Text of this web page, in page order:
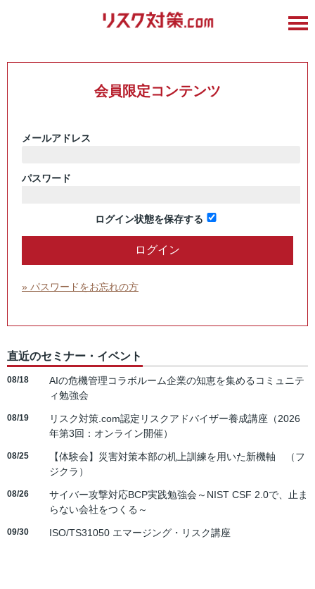
会員限定コンテンツ
メールアドレス
パスワード
ログイン状態を保存する
» パスワードをお忘れの方
直近のセミナー・イベント
08/18
AIの危機管理コラボルーム企業の知恵を集めるコミュニテ
ィ勉強会
08/19
リスク対策.com認定リスクアドバイザー養成講座（2026
年第3回：オンライン開催）
08/25
【体験会】災害対策本部の机上訓練を用いた新機軸 （フ
ジクラ）
08/26
サイバー攻撃対応BCP実践勉強会～NIST CSF 2.0で、止ま
らない会社をつくる～
09/30 ISO/TS31050 エマージング・リスク講座